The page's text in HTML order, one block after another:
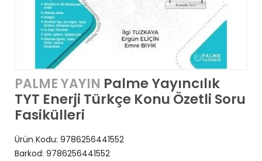
PALME YAYIN Palme Yayıncılık
TYT Enerji Türkçe Konu Özetli Soru
Fasikülleri
Ürün Kodu: 9786256441552
Barkod: 9786256441552